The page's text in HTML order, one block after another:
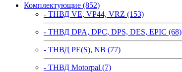
Комплектующие (852)
- ТНВД VE, VP44, VRZ (153)
- ТНВД DPA, DPC, DPS, DES, EPIC (68)
- ТНВД PE(S), NB (77)
- ТНВД Motorpal (7)